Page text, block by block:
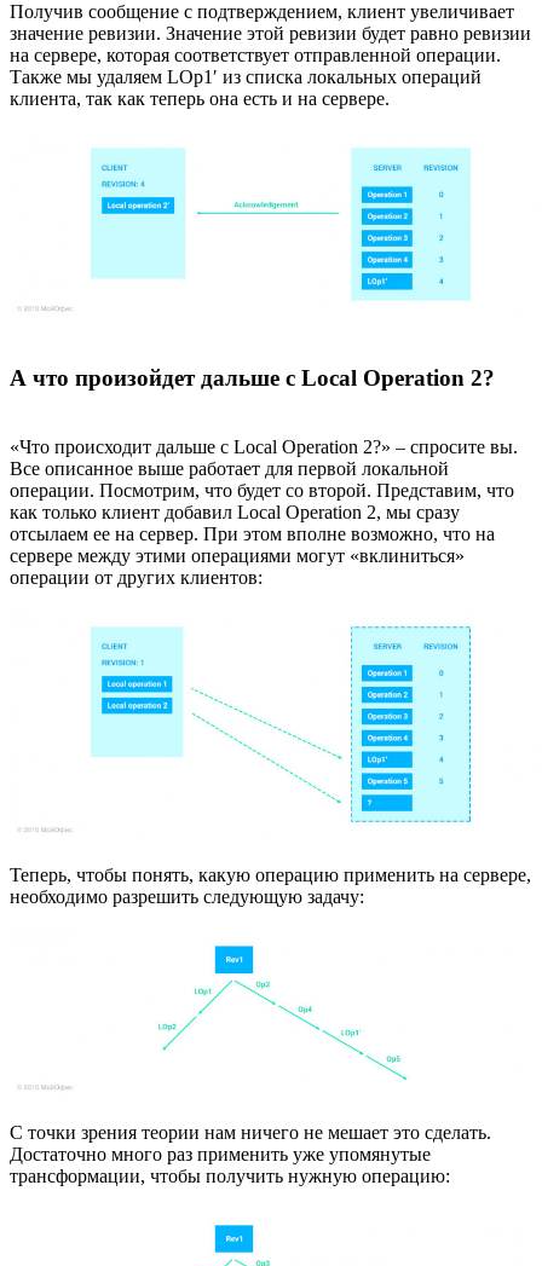
Получив сообщение с подтверждением, клиент увеличивает
значение ревизии. Значение этой ревизии будет равно ревизии
на сервере, которая соответствует отправленной операции.
Также мы удаляем LOp1′ из списка локальных операций
клиента, так как теперь она есть и на сервере.
А что произойдет дальше с Local Operation 2?
«Что происходит дальше с Local Operation 2?» – спросите вы.
Все описанное выше работает для первой локальной
операции. Посмотрим, что будет со второй. Представим, что
как только клиент добавил Local Operation 2, мы сразу
отсылаем ее на сервер. При этом вполне возможно, что на
сервере между этими операциями могут «вклиниться»
операции от других клиентов:
Теперь, чтобы понять, какую операцию применить на сервере,
необходимо разрешить следующую задачу:
С точки зрения теории нам ничего не мешает это сделать.
Достаточно много раз применить уже упомянутые
трансформации, чтобы получить нужную операцию: